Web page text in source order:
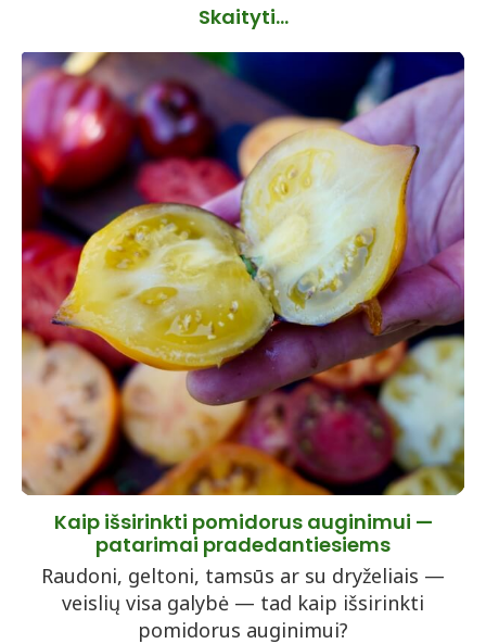
Skaityti...
Kaip išsirinkti pomidorus auginimui —
patarimai pradedantiesiems
Raudoni, geltoni, tamsūs ar su dryželiais —
veislių visa galybė — tad kaip išsirinkti
pomidorus auginimui?